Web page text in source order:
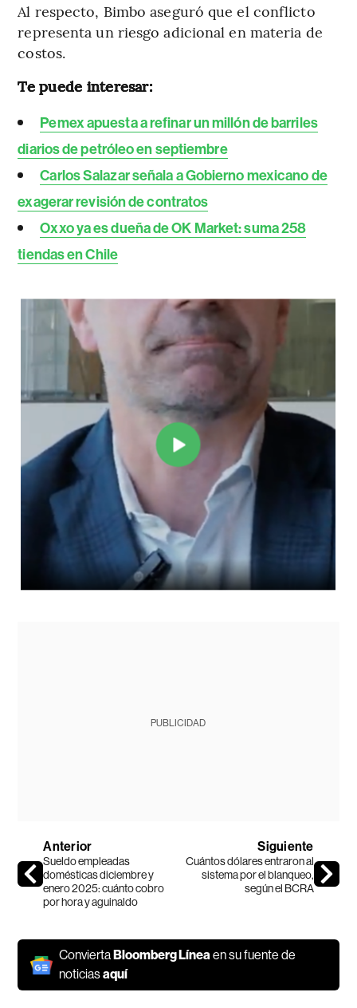
Al respecto, Bimbo aseguró que el conflicto
representa un riesgo adicional en materia de
costos.
Te puede interesar:
Pemex apuesta a refinar un millón de barriles
diarios de petróleo en septiembre
Carlos Salazar señala a Gobierno mexicano de
exagerar revisión de contratos
Oxxo ya es dueña de OK Market: suma 258
tiendas en Chile
PUBLICIDAD
Anterior
Sueldo empleadas
domésticas diciembre y
enero 2025: cuánto cobro
por hora y aguinaldo
Siguiente
Cuántos dólares entraron al
sistema por el blanqueo,
según el BCRA
Convierta Bloomberg Líneaen su fuente de
noticiasaquí